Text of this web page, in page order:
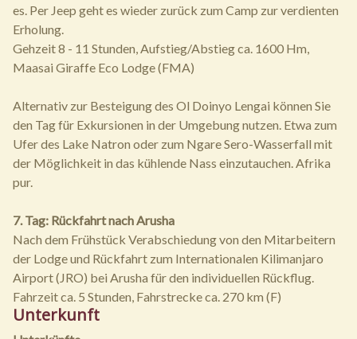
es. Per Jeep geht es wieder zurück zum Camp zur verdienten
Erholung.
Gehzeit 8 - 11 Stunden, Aufstieg/Abstieg ca. 1600 Hm,
Maasai Giraffe Eco Lodge (FMA)
Alternativ zur Besteigung des Ol Doinyo Lengai können Sie
den Tag für Exkursionen in der Umgebung nutzen. Etwa zum
Ufer des Lake Natron oder zum Ngare Sero-Wasserfall mit
der Möglichkeit in das kühlende Nass einzutauchen. Afrika
pur.
7. Tag: Rückfahrt nach Arusha
Nach dem Frühstück Verabschiedung von den Mitarbeitern
der Lodge und Rückfahrt zum Internationalen Kilimanjaro
Airport (JRO) bei Arusha für den individuellen Rückflug.
Fahrzeit ca. 5 Stunden, Fahrstrecke ca. 270 km (F)
Unterkunft